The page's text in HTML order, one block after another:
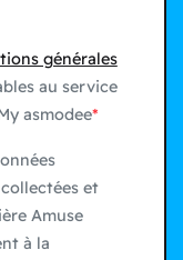
générales
au service
asmodee
et
Amuse
à la